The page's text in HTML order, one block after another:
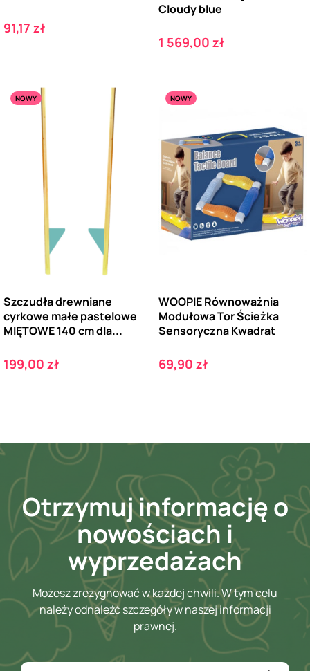
Cena
91,17 zł
Cloudy blue
Cena
1 569,00 zł
NOWY
Szczudła drewniane
cyrkowe małe pastelowe
MIĘTOWE 140 cm dla...
Cena
199,00 zł
NOWY
WOOPIE Równoważnia
Modułowa Tor Ścieżka
Sensoryczna Kwadrat
Cena
69,90 zł
Otrzymuj informację o
nowościach i
wyprzedażach
Możesz zrezygnować w każdej chwili. W tym celu
należy odnaleźć szczegóły w naszej informacji
prawnej.